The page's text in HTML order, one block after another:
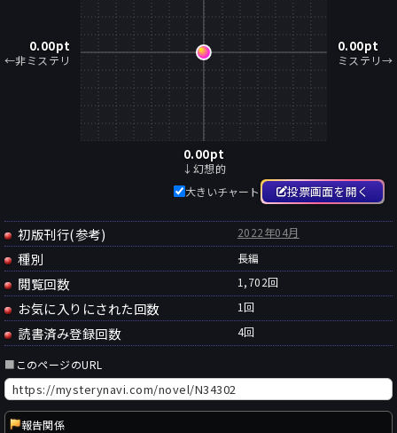
0.00pt
←非ミステリ
0.00pt
ミステリ→
0.00pt
↓幻想的
大きいチャート
投票画面を開く
初版刊行(参考) 2022年04月
種別 長編
閲覧回数 1,702回
お気に入りにされた回数 1回
読書済み登録回数 4回
■ このページのURL
報告関係